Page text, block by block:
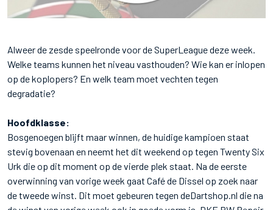
Alweer de zesde speelronde voor de SuperLeague deze week.
Welke teams kunnen het niveau vasthouden? Wie kan er inlopen
op de koplopers? En welk team moet vechten tegen
degradatie?
Hoofdklasse:
Bosgenoegen blijft maar winnen, de huidige kampioen staat
stevig bovenaan en neemt het dit weekend op tegen Twenty Six
Urk die op dit moment op de vierde plek staat. Na de eerste
overwinning van vorige week gaat Café de Dissel op zoek naar
de tweede winst. Dit moet gebeuren tegen deDartshop.nl die na